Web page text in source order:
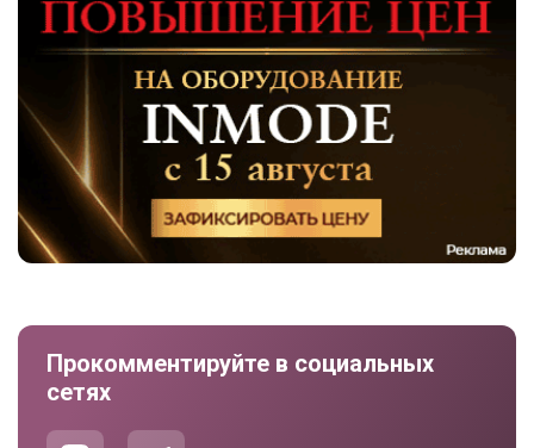
Прокомментируйте в социальных
сетях